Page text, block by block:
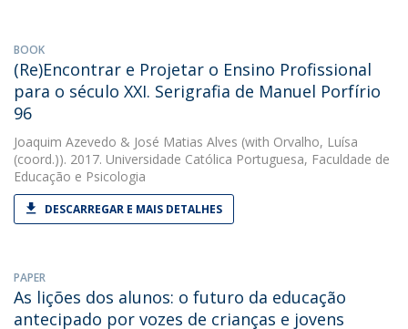
BOOK
(Re)Encontrar e Projetar o Ensino Profissional
para o século XXI. Serigrafia de Manuel Porfírio
96
Joaquim Azevedo & José Matias Alves (with Orvalho, Luísa
(coord.)). 2017. Universidade Católica Portuguesa, Faculdade de
Educação e Psicologia
DESCARREGAR E MAIS DETALHES
PAPER
As lições dos alunos: o futuro da educação
antecipado por vozes de crianças e jovens